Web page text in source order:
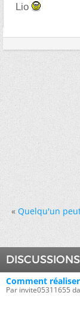
Lio
« Quelqu'un
Comment
Par invite05311655